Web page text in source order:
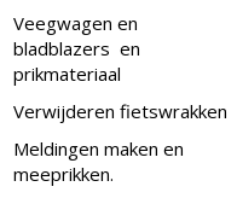
Veegwagen en
bladblazers en
prikmateriaal
Verwijderen fietswrakken
Meldingen maken en
meeprikken.